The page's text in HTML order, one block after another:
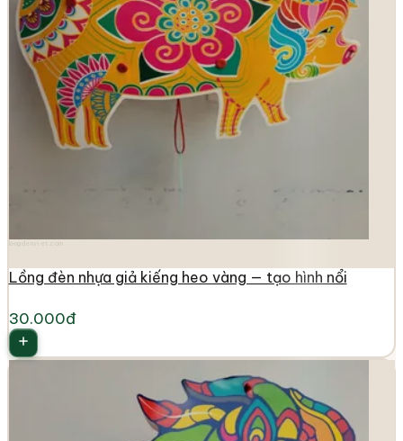
Lồng đèn nhựa giả kiếng heo vàng — tạo hình nổi
30.000đ